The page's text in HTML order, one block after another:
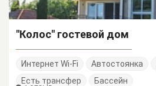
"Колос" гостевой дом
Интернет Wi-Fi Автостоянка
Есть трансфер
Бассейн